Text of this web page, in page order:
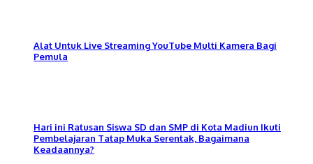
Alat Untuk Live Streaming YouTube Multi Kamera Bagi
Pemula
Hari ini Ratusan Siswa SD dan SMP di Kota Madiun Ikuti
Pembelajaran Tatap Muka Serentak, Bagaimana
Keadaannya?